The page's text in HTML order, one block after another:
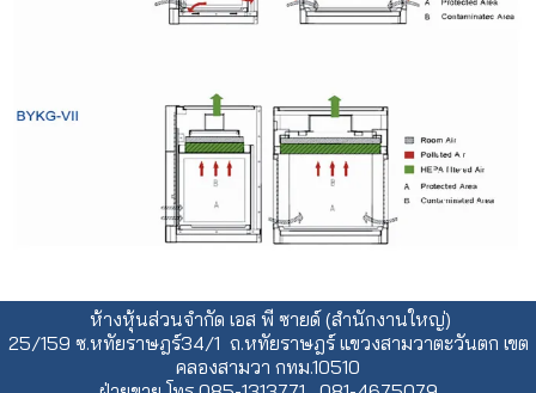
ห้างหุ้นส่วนจำกัด เอส พี ซายด์ (สำนักงานใหญ่)
25/159 ซ.หทัยราษฎร์34/1 ถ.หทัยราษฎร์ แขวงสามวาตะวันตก เขต
คลองสามวา กทม.10510